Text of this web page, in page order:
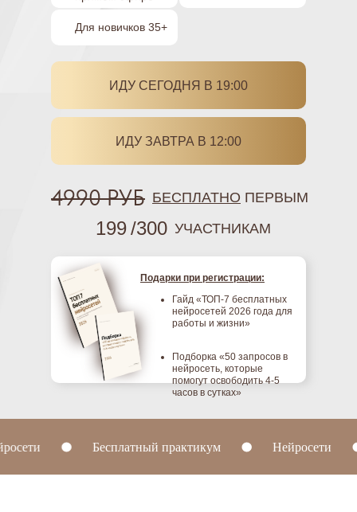
ИДУ ЗАВТРА В 12:00
ИДУ СЕГОДНЯ В 19:00
Подарки при регистрации:
Гайд «ТОП-7 бесплатных
нейросетей 2026 года для
работы и жизни»
Подборка «50 запросов в
нейросеть, которые
помогут освободить 4-5
часов в сутках»
4990 РУБ БЕСПЛАТНО ПЕРВЫМ
199/300 УЧАСТНИКАМ
Для новичков 35+
Нейросети Бесплатный практикум